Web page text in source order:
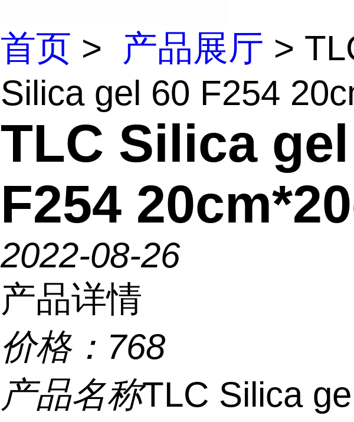
首页 > 产品展厅 >
Silica gel 60 F254
TLC Silica
F254
2022-08-26
产品详情
价格： 768
产品名称TLC Silica